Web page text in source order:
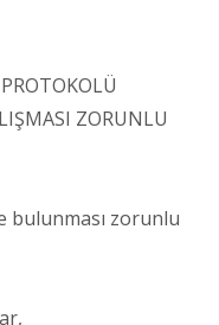
ZORUNLU
bulunması zorunlu